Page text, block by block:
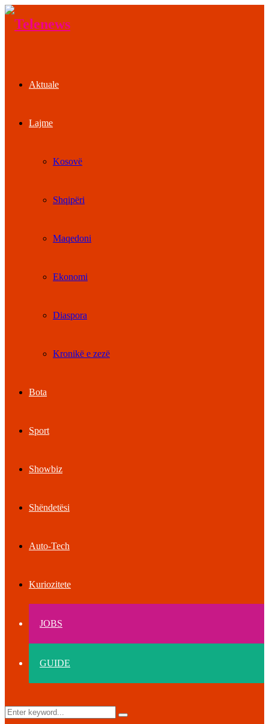
Aktuale
Lajme
Kosovë
Shqipëri
Maqedoni
Ekonomi
Diaspora
Kronikë e zezë
Bota
Sport
Showbiz
Shëndetësi
Auto-Tech
Kuriozitete
JOBS
GUIDE
Search
Search